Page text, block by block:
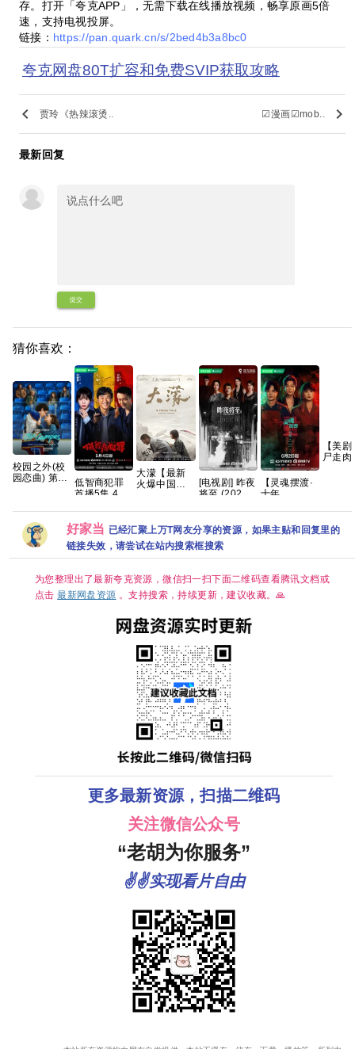
存。打开「夸克APP」，无需下载在线播放视频，畅享原画5倍
速，支持电视投屏。
链接： https://pan.quark.cn/s/2bed4b3a8bc0
夸克网盘80T扩容和免费SVIP获取攻略
keyboard_arrow_left 贾玲《热辣滚烫.. ☑漫画☑mob.. keyboard_arrow_right
最新回复
提交
猜你喜欢：
校园之外(校
园恋曲) 第一
中简繁英
低智商犯罪
首播5集 4K
大濛【最新
火爆中国台
🐴奖✨ 最佳
影片、最佳
原著剧本 等5
项大奖🏆 夸
克
[电视剧] 昨夜
将至 (2026)
(全12集)
[12.2G]
【灵魂摆渡·
十年
【全24集】
【1080P高
码】【国语
集/0.3G】
疑 / 惊悚 / 短
片 / 奇幻 / 冒
【美
尸走
好家当 已经汇聚上万T网友分享的资源，如果主贴和回复里的
链接失效，请尝试在站内搜索框搜索
为您整理出了最新夸克资源，微信扫一扫下面二维码查看腾讯文档或
点击最新网盘资源 。支持搜索，持续更新，建议收藏。🙏
更多最新资源，扫描二维码
关注微信公众号
“老胡为你服务”
✌✌实现看片自由